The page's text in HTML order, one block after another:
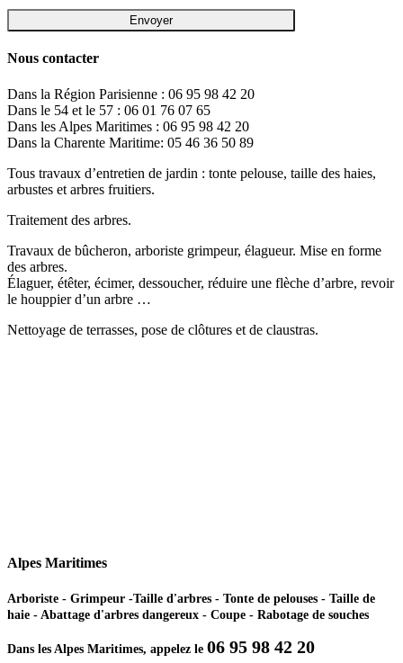
Nous contacter
Dans la Région Parisienne : 06 95 98 42 20
Dans le 54 et le 57 : 06 01 76 07 65
Dans les Alpes Maritimes : 06 95 98 42 20
Dans la Charente Maritime: 05 46 36 50 89
Tous travaux d’entretien de jardin : tonte pelouse, taille des haies,
arbustes et arbres fruitiers.
Traitement des arbres.
Travaux de bûcheron, arboriste grimpeur, élagueur. Mise en forme
des arbres.
Élaguer, étêter, écimer, dessoucher, réduire une flèche d’arbre, revoir
le houppier d’un arbre …
Nettoyage de terrasses, pose de clôtures et de claustras.
Alpes Maritimes
Arboriste - Grimpeur -Taille d'arbres - Tonte de pelouses - Taille de
haie - Abattage d'arbres dangereux - Coupe - Rabotage de souches
Dans les Alpes Maritimes, appelez le 06 95 98 42 20